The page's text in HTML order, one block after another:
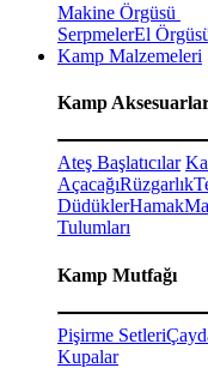
Makine Örgüsü
SerpmelerEl
Kamp Malzemeleri
Kamp
Ateş Başlatıcılar
AçacağıRüzgarlık
DüdüklerHamak
Tulumları
Kamp Mutfağı
Pişirme Setleri
Kupalar